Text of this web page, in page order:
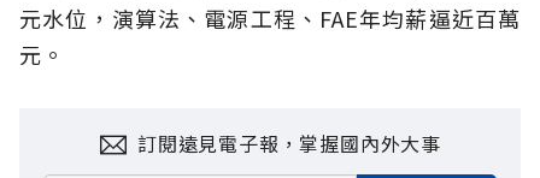
元水位，演算法、電源工程、FAE年均薪逼近百萬
元。
訂閱遠見電子報，掌握國內外大事